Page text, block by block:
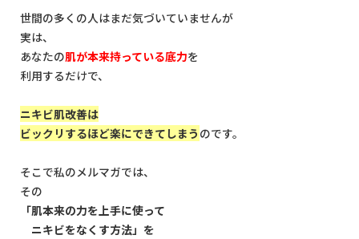
世間の多くの人はまだ気づいていませんが
実は、
あなたの肌が本来持っている底力を
利用するだけで、
ニキビ肌改善は
ビックリするほど楽にできてしまう のです。
そこで私のメルマガでは、
その
「肌本来の力を上手に使って
ニキビをなくす方法」を